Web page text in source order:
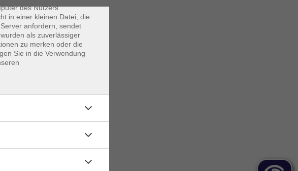
des Nutzers
in einer kleinen Datei, die
anfordern, sendet
als zuverlässiger
zu merken oder die
Sie in die Verwendung